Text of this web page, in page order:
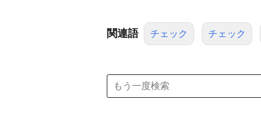
関連語 チェック チェック